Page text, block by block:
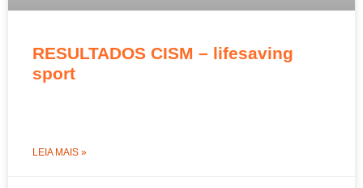
RESULTADOS CISM – lifesaving
sport
LEIA MAIS »